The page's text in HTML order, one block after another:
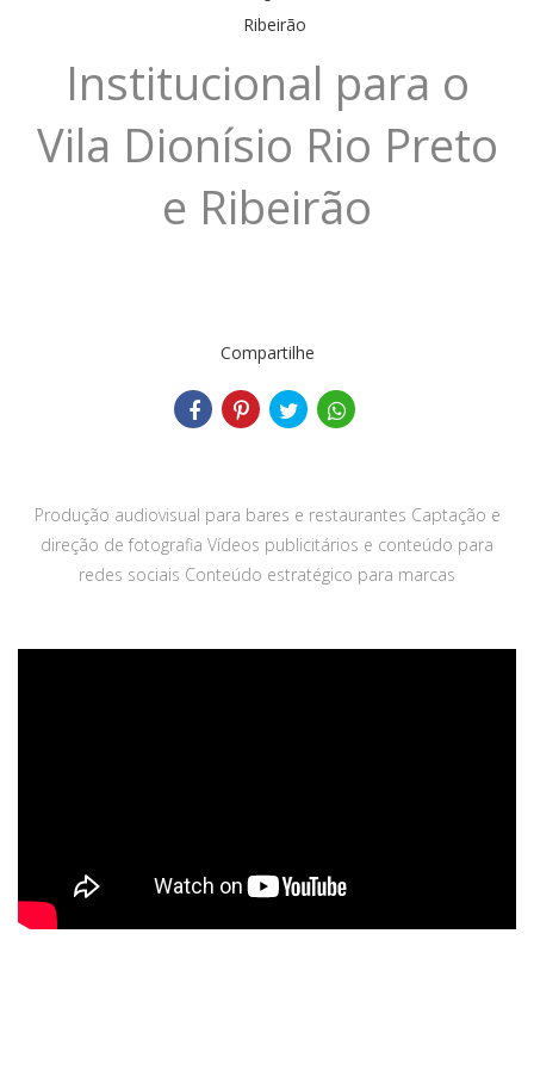
Institucional para o
Vila Dionísio Rio Preto
e Ribeirão
Compartilhe
Produção audiovisual para bares e restaurantes Captação e
direção de fotografia Vídeos publicitários e conteúdo para
redes sociais Conteúdo estratégico para marcas